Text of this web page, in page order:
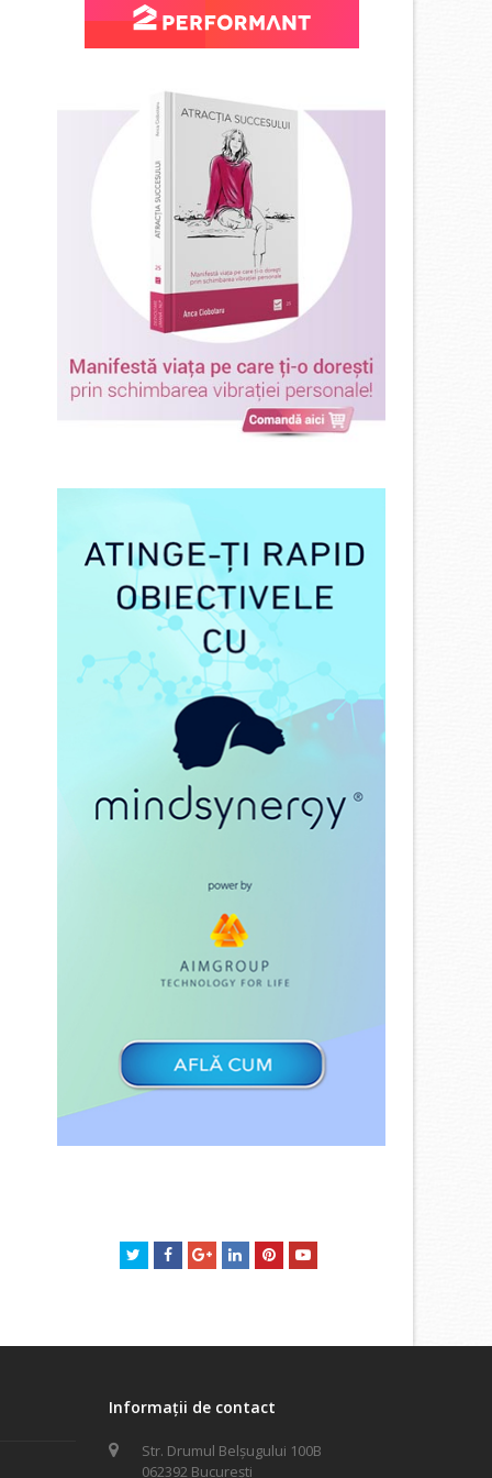
TwitterFacebookGooglePlus
LinkedInPinterestYoutube
Informații de contact
Str. Drumul Belșugului 100B
062392 București